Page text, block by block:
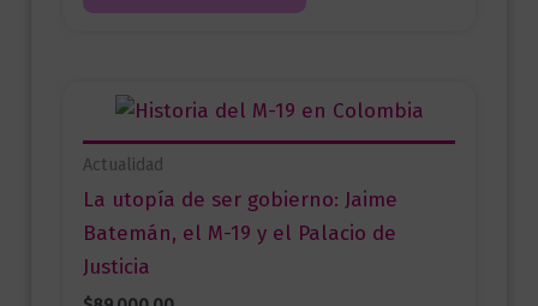
Actualidad
La utopía de ser gobierno: Jaime
Batemán, el M-19 y el Palacio de
Justicia